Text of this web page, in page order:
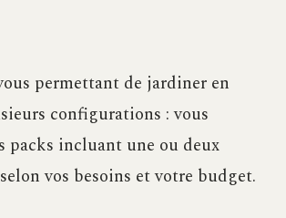
permettant de jardiner en
configurations : vous
packs incluant une ou deux
vos besoins et votre budget.